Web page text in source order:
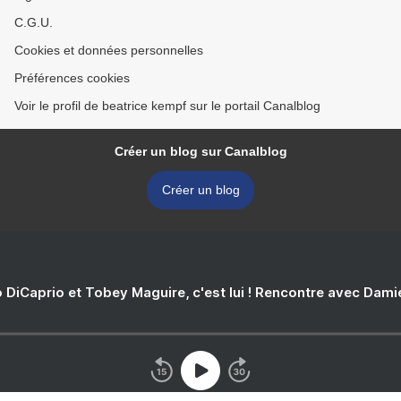
C.G.U.
Cookies et données personnelles
Préférences cookies
Voir le profil de beatrice kempf sur le portail Canalblog
Créer un blog sur Canalblog
Créer un blog
DiCaprio et Tobey Maguire, c'est lui ! Rencontre avec